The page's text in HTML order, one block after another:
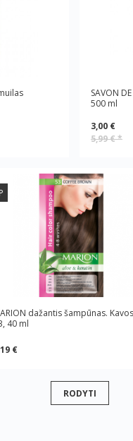
SAVON
500 ml
3,00 €
5,99 €*
dažantis šampūnas.
40 ml
€
RODYTI